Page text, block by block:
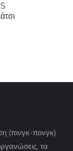
(πινγκ-πονγκ)
τα